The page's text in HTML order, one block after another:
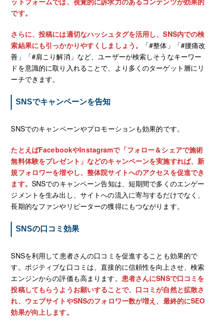
です。
さらに、投稿には適切なハッシュタグを活用し、SNS内での検
索結果にも引っかかりやすくしましょう。
「#整体」「#腰痛改
善」「#肩こり解消」など、ユーザーが検索しそうなキーワー
ドを意識的に取り入れることで、より多くのターゲット層にリ
ーチできます。
SNSでキャンペーンを告知
SNSでのキャンペーンやプロモーションも効果的です。
たとえばFacebookやInstagramで「フォロー＆シェアで施術
無料体験をプレゼント」などのキャンペーンを実施すれば、新
規フォロワーを増やし、整体院サイトへのアクセスを促進でき
ます。 SNSでのキャンペーン告知は、短期間で多くのエンゲー
ジメントを生み出し、サイトへの流入に寄与するだけでなく、
長期的なファンやリピーターの獲得にもつながります。
SNSの口コミ効果
SNSを利用して患者さんの口コミを促進することも効果的で
す。ポジティブな口コミは、直接的に信頼性を向上させ、検索
エンジンからの評価も高まります。 患者さんにSNSで口コミを
投稿してもらうようお願いすることで、口コミが自然と拡散さ
れ、ウェブサイトやSNSのフォロワー数が増え、最終的にSEO
効果が向上します。